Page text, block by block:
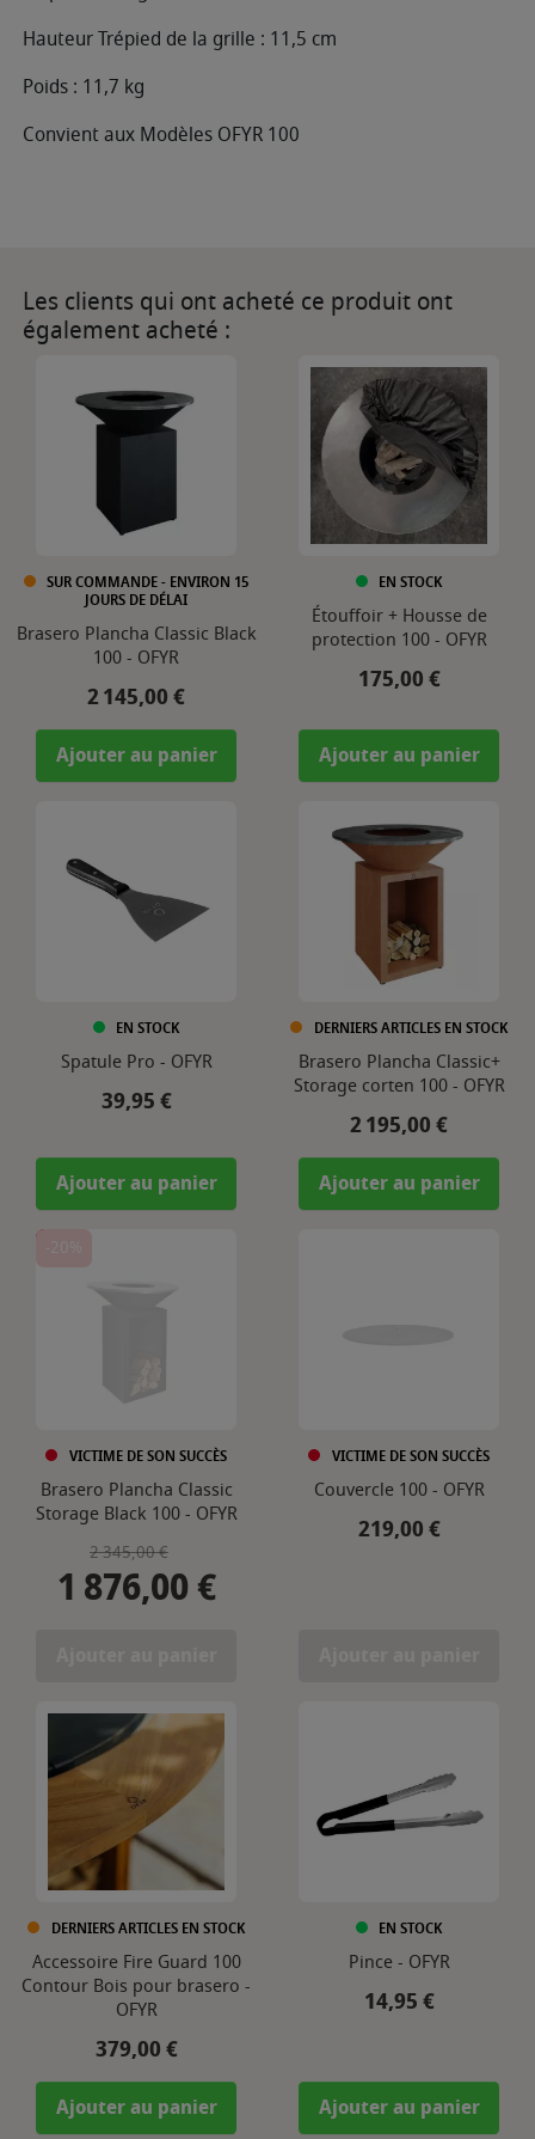
Hauteur Trépied de la grille : 11,5 cm
Poids : 11,7 kg
Convient aux Modèles OFYR 100
Les clients qui ont acheté ce produit ont
également acheté :
SUR COMMANDE - ENVIRON 15
JOURS DE DÉLAI
Brasero Plancha Classic Black
100 - OFYR
Prix
2 145,00 €
Ajouter au panier
EN STOCK
Étouffoir + Housse de
protection 100 - OFYR
Prix
175,00 €
Ajouter au panier
EN STOCK
Spatule Pro - OFYR
Prix
39,95 €
Ajouter au panier
DERNIERS ARTICLES EN STOCK
Brasero Plancha Classic+
Storage corten 100 - OFYR
Prix
2 195,00 €
Ajouter au panier
VICTIME DE SON SUCCÈS
Brasero Plancha Classic
Storage Black 100 - OFYR
Prix de base
2 345,00 €
1 876,00 €
VICTIME DE SON SUCCÈS
Couvercle 100 - OFYR
Prix
219,00 €
DERNIERS ARTICLES EN STOCK
Accessoire Fire Guard 100
Contour Bois pour brasero -
OFYR
Prix
379,00 €
Ajouter au panier
EN STOCK
Pince - OFYR
Prix
14,95 €
Ajouter au panier